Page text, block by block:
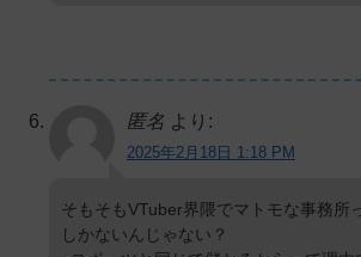
匿名 より:
2025年2月18日 1:18 PM
そもそもVTuber界隈でマトモな事務所
しかないんじゃない？